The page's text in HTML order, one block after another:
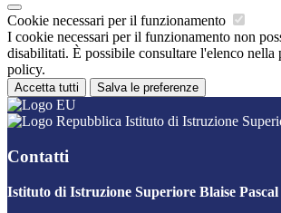
Cookie necessari per il funzionamento
I cookie necessari per il funzionamento non
disabilitati. È possibile consultare l'elenco nella
policy.
Accetta tutti Salva le preferenze
Istituto di Istruzione
Contatti
Istituto di Istruzione Superiore Blaise Pascal